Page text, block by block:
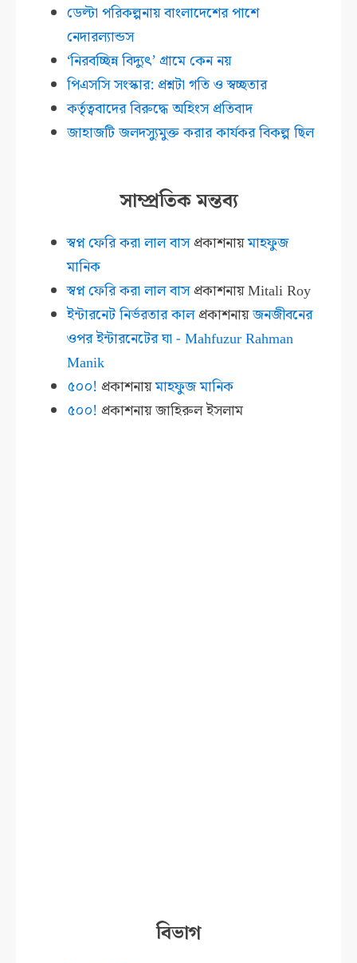
ডেল্টা পরিকল্পনায় বাংলাদেশের পাশে
নেদারল্যান্ডস
‘নিরবচ্ছিন্ন বিদ্যুৎ’ গ্রামে কেন নয়
পিএসসি সংস্কার: প্রশ্নটা গতি ও স্বচ্ছতার
কর্তৃত্ববাদের বিরুদ্ধে অহিংস প্রতিবাদ
জাহাজটি জলদস্যুমুক্ত করার কার্যকর বিকল্প ছিল
সাম্প্রতিক মন্তব্য
স্বপ্ন ফেরি করা লাল বাসপ্রকাশনায়মাহফুজ
মানিক
স্বপ্ন ফেরি করা লাল বাসপ্রকাশনায়Mitali Roy
ইন্টারনেট নির্ভরতার কালপ্রকাশনায়জনজীবনের
ওপর ইন্টারনেটের ঘা - Mahfuzur Rahman
Manik
৫০০! প্রকাশনায়মাহফুজ মানিক
৫০০! প্রকাশনায়জাহিরুল ইসলাম
বিভাগ